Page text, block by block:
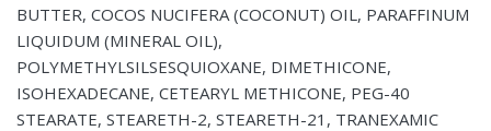
BUTTER, COCOS NUCIFERA (COCONUT) OIL, PARAFFINUM
LIQUIDUM (MINERAL OIL),
POLYMETHYLSILSESQUIOXANE, DIMETHICONE,
ISOHEXADECANE, CETEARYL METHICONE, PEG-40
STEARATE, STEARETH-2, STEARETH-21, TRANEXAMIC